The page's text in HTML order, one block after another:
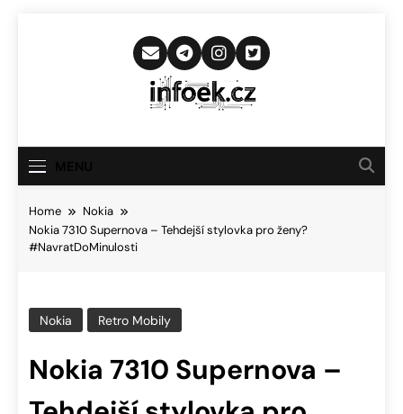
Infoek.cz
Novinkám
Home
Nokia
Nokia 7310 Supernova – Tehdejší stylovka pro ženy?
#NavratDoMinulosti
Nokia Retro Mobily
Nokia 7310 Supernova –